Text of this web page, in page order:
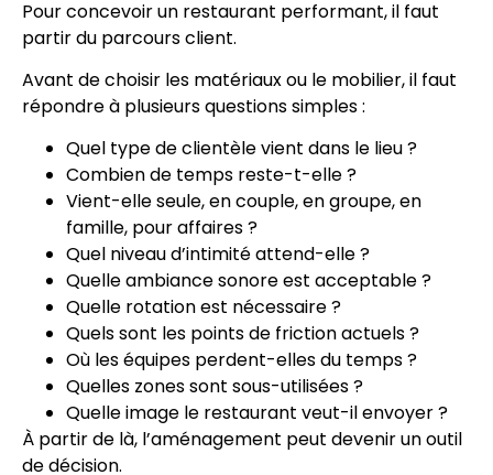
Pour concevoir un restaurant performant, il faut
partir du parcours client.
Avant de choisir les matériaux ou le mobilier, il faut
répondre à plusieurs questions simples :
Quel type de clientèle vient dans le lieu ?
Combien de temps reste-t-elle ?
Vient-elle seule, en couple, en groupe, en
famille, pour affaires ?
Quel niveau d’intimité attend-elle ?
Quelle ambiance sonore est acceptable ?
Quelle rotation est nécessaire ?
Quels sont les points de friction actuels ?
Où les équipes perdent-elles du temps ?
Quelles zones sont sous-utilisées ?
Quelle image le restaurant veut-il envoyer ?
À partir de là, l’aménagement peut devenir un outil
de décision.